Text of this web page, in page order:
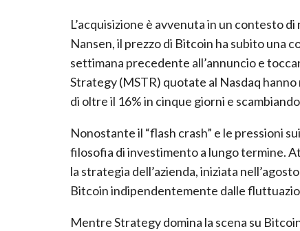
L’acquisizione è avvenuta in un contesto
Nansen, il prezzo di Bitcoin ha subito una
settimana precedente all’annuncio e
Strategy (MSTR) quotate al Nasdaq
di oltre il 16% in cinque giorni e
Nonostante il “flash crash” e le pressioni
filosofia di investimento a lungo termine.
la strategia dell’azienda, iniziata
Bitcoin indipendentemente dalle
Mentre Strategy domina la scena su